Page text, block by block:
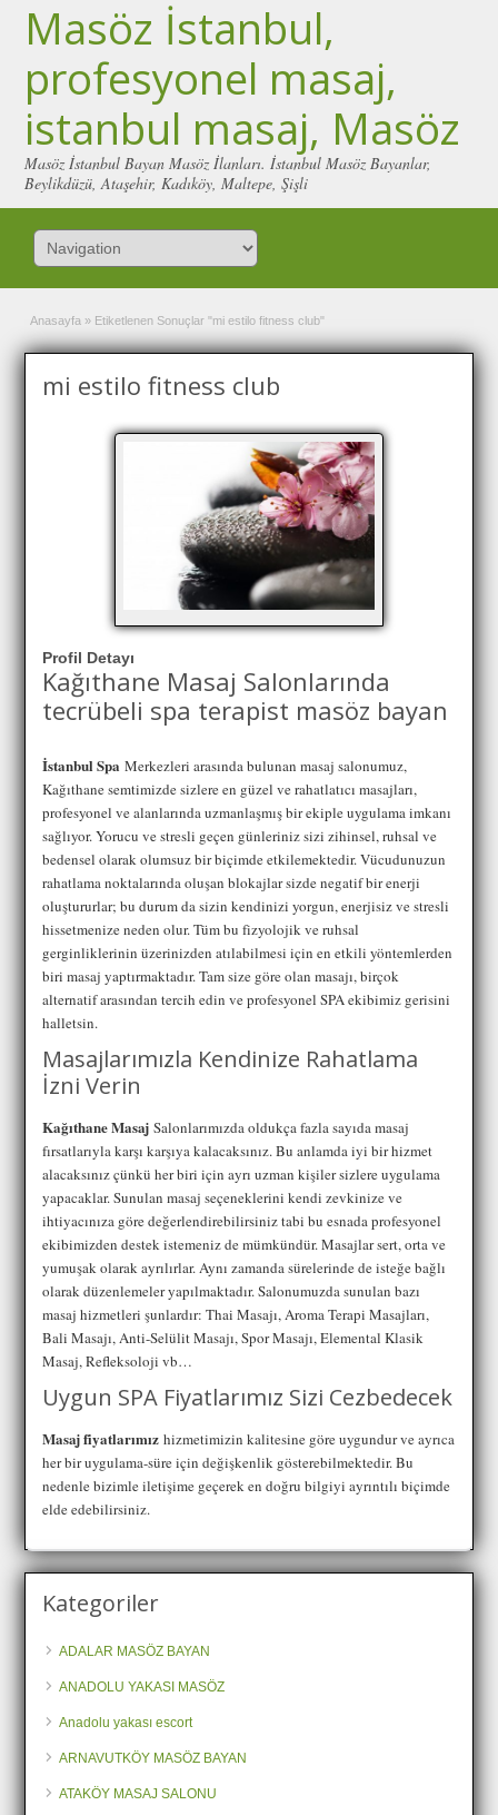
Masöz İstanbul,
profesyonel masaj,
istanbul masaj, Masöz
Masöz İstanbul Bayan Masöz İlanları. İstanbul Masöz Bayanlar,
Beylikdüzü, Ataşehir, Kadıköy, Maltepe, Şişli
Anasayfa » Etiketlenen Sonuçlar "mi estilo fitness club"
mi estilo fitness club
Profil Detayı
Kağıthane Masaj Salonlarında
tecrübeli spa terapist masöz bayan
İstanbul SpaMerkezleri arasında bulunan masaj salonumuz,
Kağıthane semtimizde sizlere en güzel ve rahatlatıcı masajları,
profesyonel ve alanlarında uzmanlaşmış bir ekiple uygulama imkanı
sağlıyor. Yorucu ve stresli geçen günleriniz sizi zihinsel, ruhsal ve
bedensel olarak olumsuz bir biçimde etkilemektedir. Vücudunuzun
rahatlama noktalarında oluşan blokajlar sizde negatif bir enerji
oluştururlar; bu durum da sizin kendinizi yorgun, enerjisiz ve stresli
hissetmenize neden olur. Tüm bu fizyolojik ve ruhsal
gerginliklerinin üzerinizden atılabilmesi için en etkili yöntemlerden
biri masaj yaptırmaktadır. Tam size göre olan masajı, birçok
alternatif arasından tercih edin ve profesyonel SPA ekibimiz gerisini
halletsin.
Masajlarımızla Kendinize Rahatlama
İzni Verin
Kağıthane MasajSalonlarımızda oldukça fazla sayıda masaj
fırsatlarıyla karşı karşıya kalacaksınız. Bu anlamda iyi bir hizmet
alacaksınız çünkü her biri için ayrı uzman kişiler sizlere uygulama
yapacaklar. Sunulan masaj seçeneklerini kendi zevkinize ve
ihtiyacınıza göre değerlendirebilirsiniz tabi bu esnada profesyonel
ekibimizden destek istemeniz de mümkündür. Masajlar sert, orta ve
yumuşak olarak ayrılırlar. Aynı zamanda sürelerinde de isteğe bağlı
olarak düzenlemeler yapılmaktadır. Salonumuzda sunulan bazı
masaj hizmetleri şunlardır: Thai Masajı, Aroma Terapi Masajları,
Bali Masajı, Anti-Selülit Masajı, Spor Masajı, Elemental Klasik
Masaj, Refleksoloji vb…
Uygun SPA Fiyatlarımız Sizi Cezbedecek
Masaj fiyatlarımız hizmetimizin kalitesine göre uygundur ve ayrıca
her bir uygulama-süre için değişkenlik gösterebilmektedir. Bu
nedenle bizimle iletişime geçerek en doğru bilgiyi ayrıntılı biçimde
elde edebilirsiniz.
Kategoriler
ADALAR MASÖZ BAYAN
ANADOLU YAKASI MASÖZ
Anadolu yakası escort
ARNAVUTKÖY MASÖZ BAYAN
ATAKÖY MASAJ SALONU